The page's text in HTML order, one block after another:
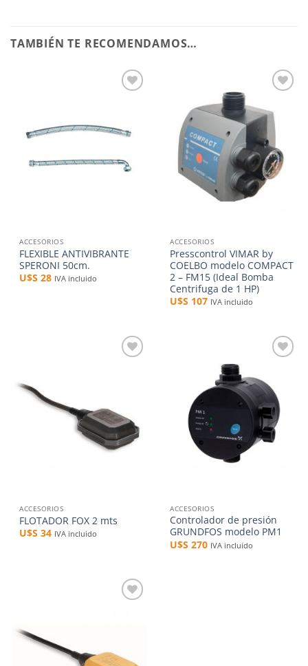
TAMBIÉN TE RECOMENDAMOS…
deseos
ACCESORIOS
FLEXIBLE ANTIVIBRANTE
SPERONI 50cm.
U$S28 IVA incluido
a la
lista de
deseos
ACCESORIOS
Presscontrol VIMAR by
COELBO modelo COMPACT
2 – FM15 (Ideal Bomba
Centrifuga de 1 HP)
U$S 107 IVA incluido
ACCESORIOS
FLOTADOR FOX 2 mts
U$S34 IVA incluido
lista de
deseos
ACCESORIOS
Controlador de presión
GRUNDFOS modelo PM1
U$S270 IVA incluido